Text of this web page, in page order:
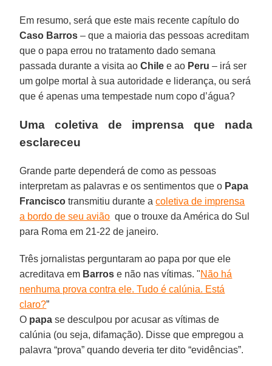
Em resumo, será que este mais recente capítulo do
Caso Barros – que a maioria das pessoas acreditam
que o papa errou no tratamento dado semana
passada durante a visita aoChile e ao Peru – irá ser
um golpe mortal à sua autoridade e liderança, ou será
que é apenas uma tempestade num copo d’água?
Uma coletiva de imprensa que nada
esclareceu
Grande parte dependerá de como as pessoas
interpretam as palavras e os sentimentos que o Papa
Francisco transmitiu durante acoletiva de imprensa
a bordo de seu avião que o trouxe da América do Sul
para Roma em 21-22 de janeiro.
Três jornalistas perguntaram ao papa por que ele
acreditava em Barros e não nas vítimas. "Não há
nenhuma prova contra ele. Tudo é calúnia. Está
claro?”
O papa se desculpou por acusar as vítimas de
calúnia (ou seja, difamação). Disse que empregou a
palavra “prova” quando deveria ter dito “evidências”.